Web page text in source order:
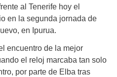
al Tenerife hoy el
en la segunda jornada de
en Ipurua.
encuentro de la mejor
el reloj marcaba tan solo
por parte de Elba tras